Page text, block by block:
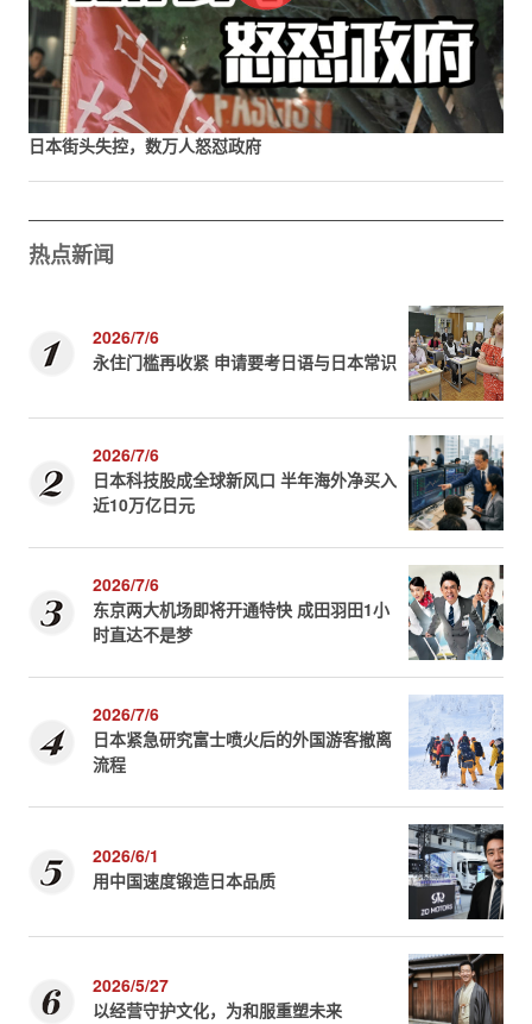
日本街头失控，数万人怒怼政府
热点新闻
2026/7/6
永住门槛再收紧 申请要考日语与日本常识
2026/7/6
日本科技股成全球新风口 半年海外净买入
近10万亿日元
2026/7/6
东京两大机场即将开通特快 成田羽田1小
时直达不是梦
2026/7/6
日本紧急研究富士喷火后的外国游客撤离
流程
2026/6/1
用中国速度锻造日本品质
2026/5/27
以经营守护文化，为和服重塑未来